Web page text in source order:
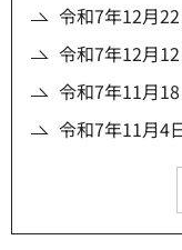
令和7年12月
令和7年12月
令和7年11月
令和7年11月